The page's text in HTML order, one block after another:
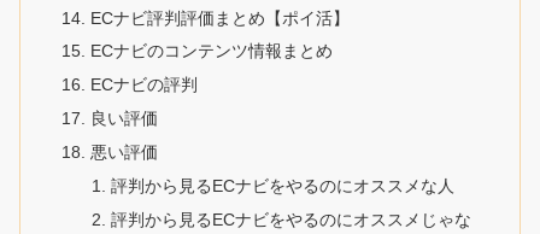
ECナビ評判評価まとめ【ポイ活】
ECナビのコンテンツ情報まとめ
ECナビの評判
良い評価
悪い評価
評判から見るECナビをやるのにオススメな人
評判から見るECナビをやるのにオススメじゃな